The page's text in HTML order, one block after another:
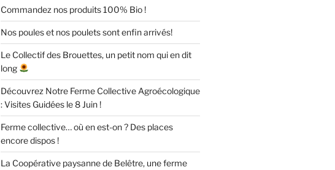
Commandez nos produits 100% Bio !
Nos poules et nos poulets sont enfin arrivés!
Le Collectif des Brouettes, un petit nom qui en dit
long
Découvrez Notre Ferme Collective Agroécologique
: Visites Guidées le 8 Juin !
Ferme collective… où en est-on ? Des places
encore dispos !
La Coopérative paysanne de Belêtre, une ferme